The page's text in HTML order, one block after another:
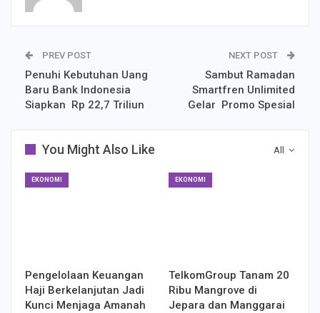
PREV POST
Penuhi Kebutuhan Uang
Baru Bank Indonesia
Siapkan Rp 22,7 Triliun
NEXT POST
Sambut Ramadan
Smartfren Unlimited
Gelar Promo Spesial
All
You Might Also Like
EKONOMI
Pengelolaan Keuangan
Haji Berkelanjutan Jadi
Kunci Menjaga Amanah
EKONOMI
TelkomGroup Tanam 20
Ribu Mangrove di
Jepara dan Manggarai